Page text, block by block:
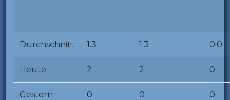
Durchschnitt 1.3 1.3 0.0
Heute 2 2 0
Gestern 0 0 0